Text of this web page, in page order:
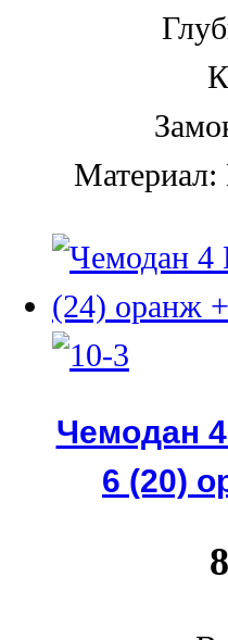
Материал:
Чемодан 4
6 (20)